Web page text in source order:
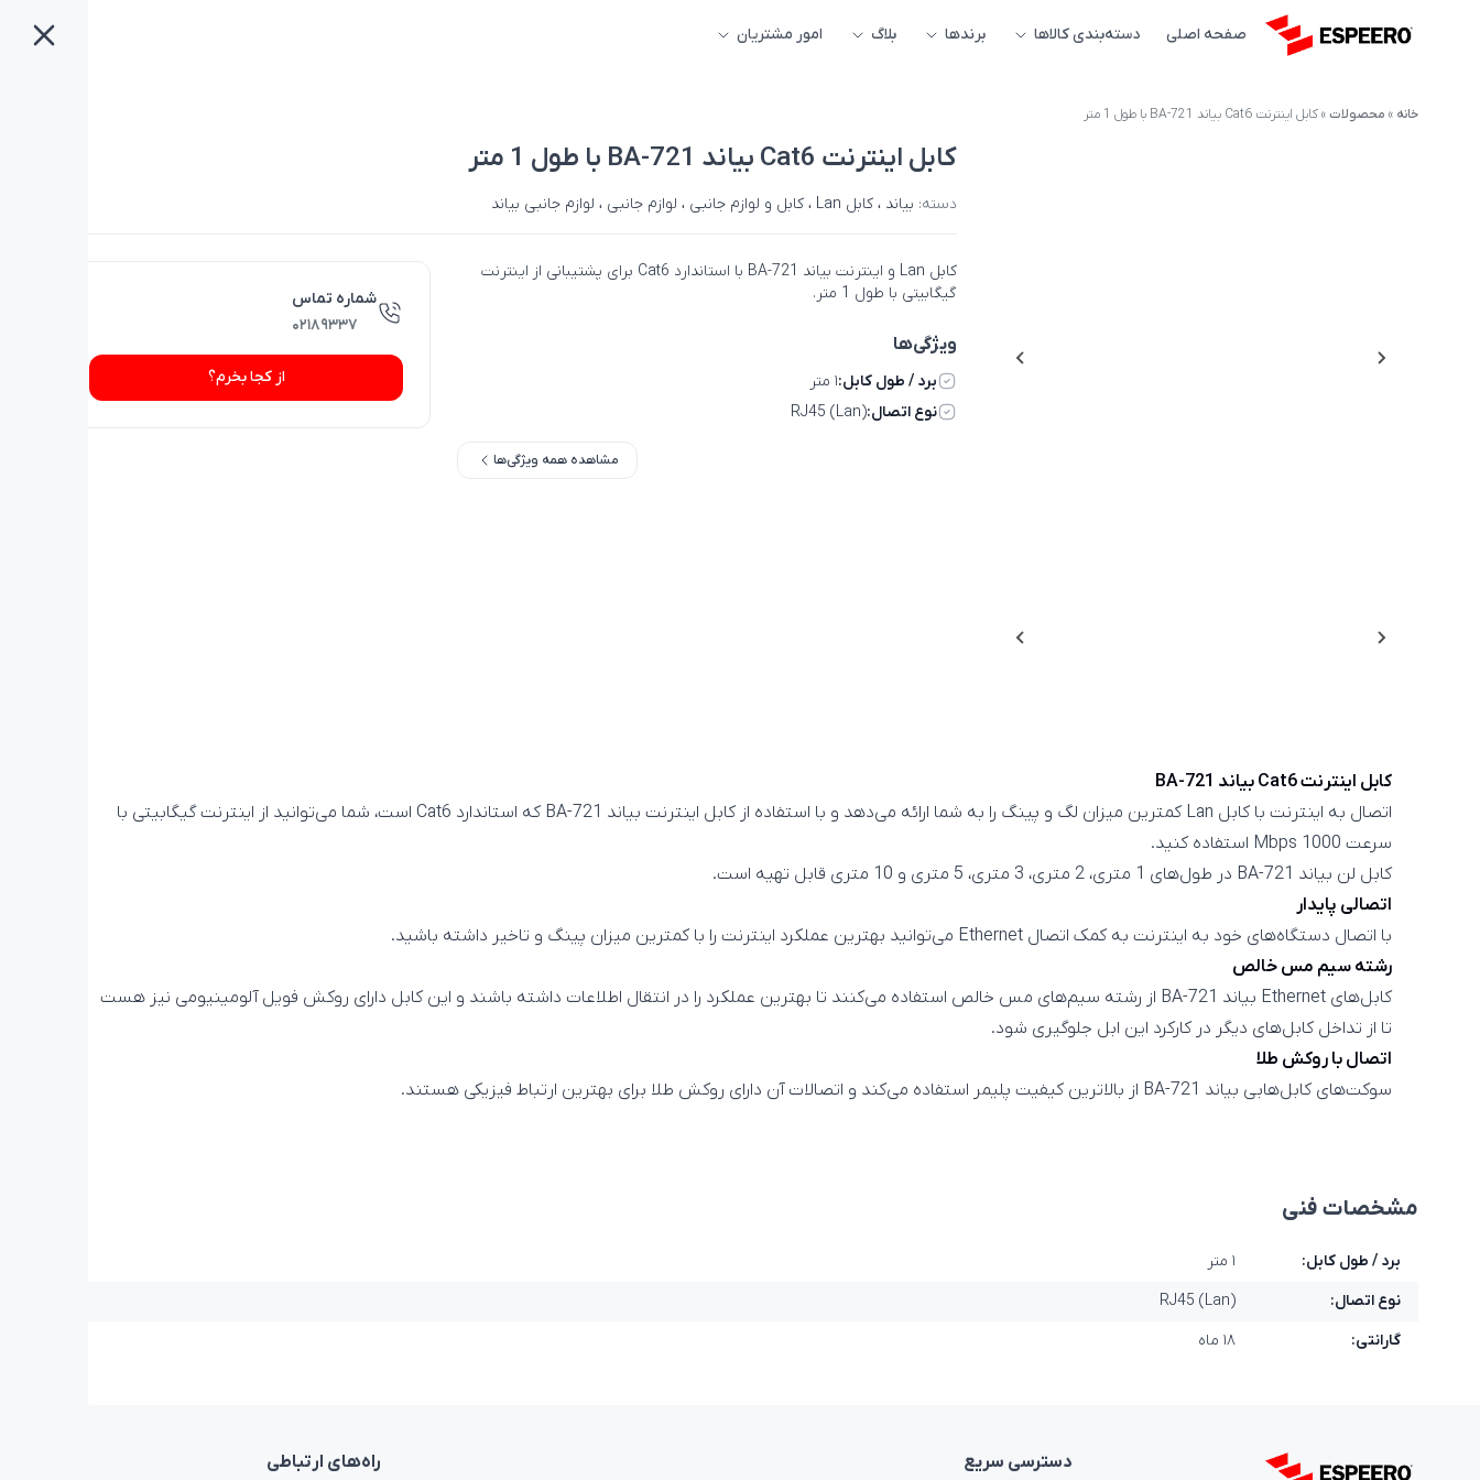
صفحه اصلی دسته‌بندی کالاها برندها بلاگ امور مشتریان
خانه » محصولات»کابل اینترنت Cat6 بیاند BA-721 با طول 1 متر
کابل اینترنت Cat6 بیاند BA-721 با طول 1 متر
دسته: بیاند ، کابل Lan ، کابل و لوازم جانبی ، لوازم جانبی ، لوازم جانبی بیاند
کابل Lan و اینترنت بیاند BA-721 با استاندارد Cat6 برای پشتیبانی از اینترنت
گیگابیتی با طول 1 متر.
ویژگی‌ها
برد / طول کابل:۱ متر
نوع اتصال:RJ45 (Lan)
مشاهده همه ویژگی‌ها
شماره تماس
۰۲۱۸۹۳۳۷
از کجا بخرم؟
کابل اینترنت Cat6 بیاند BA-721
اتصال به اینترنت با کابل Lan کمترین میزان لگ و پینگ را به شما ارائه می‌دهد و با استفاده از کابل اینترنت بیاند BA-721 که استاندارد Cat6 است، شما می‌توانید از اینترنت گیگابیتی با
سرعت 1000 Mbps استفاده کنید.
کابل لن بیاند BA-721 در طول‌های 1 متری، 2 متری، 3 متری، 5 متری و 10 متری قابل تهیه است.
اتصالی پایدار
با اتصال دستگاه‌های خود به اینترنت به کمک اتصال Ethernet می‌توانید بهترین عملکرد اینترنت را با کمترین میزان پینگ و تاخیر داشته باشید.
رشته سیم مس خالص
کابل‌های Ethernet بیاند BA-721 از رشته سیم‌های مس خالص استفاده می‌کنند تا بهترین عملکرد را در انتقال اطلاعات داشته باشند و این کابل دارای روکش فویل آلومینیومی نیز هست
تا از تداخل کابل‌های دیگر در کارکرد این ابل جلوگیری شود.
اتصال با روکش طلا
سوکت‌های کابل‌هابی بیاند BA-721 از بالاترین کیفیت پلیمر استفاده می‌کند و اتصالات آن دارای روکش طلا برای بهترین ارتباط فیزیکی هستند.
مشخصات فنی
برد / طول کابل:
۱ متر
نوع اتصال:
RJ45 (Lan)
گارانتی:
۱۸ ماه
دسترسی‌ سریع راه‌های ارتباطی